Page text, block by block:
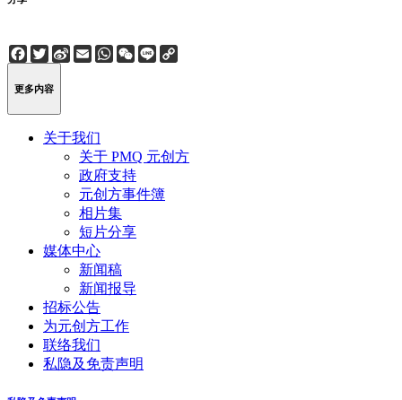
Facebook
Twitter
Sina
Weibo
EmailWhatsApp
WeChat
Line
更多内容
关于我们
关于 PMQ 元创方
政府支持
元创方事件簿
相片集
短片分享
媒体中心
新闻稿
新闻报导
招标公告
为元创方工作
联络我们
私隐及免责声明